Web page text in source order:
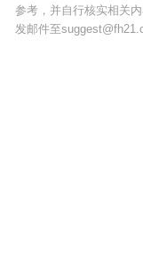
参考，并自行核实相关
发邮件至